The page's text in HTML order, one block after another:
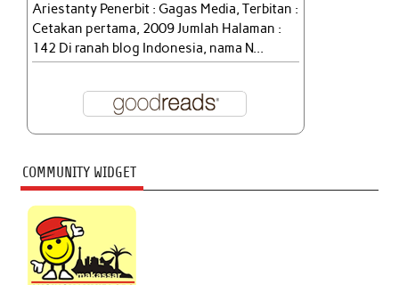
Ariestanty Penerbit : Gagas Media, Terbitan :
Cetakan pertama, 2009 Jumlah Halaman :
142 Di ranah blog Indonesia, nama N...
COMMUNITY WIDGET